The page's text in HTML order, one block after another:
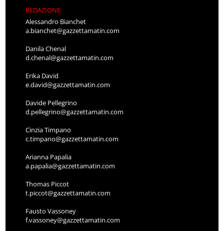
REDAZIONE
Alessandro Bianchet
a.bianchet@gazzettamatin.com
Danila Chenal
d.chenal@gazzettamatin.com
Erika David
e.david@gazzettamatin.com
Davide Pellegrino
d.pellegrino@gazzettamatin.com
Cinzia Timpano
c.timpano@gazzettamatin.com
Arianna Papalia
a.papalia@gazzettamatin.com
Thomas Piccot
t.piccot@gazzettamatin.com
Fausto Vassoney
f.vassoney@gazzettamatin.com